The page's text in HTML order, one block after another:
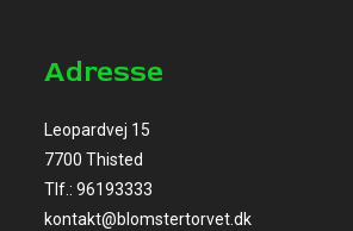
Adresse
Leopardvej 15
7700 Thisted
Tlf.:96193333
kontakt@blomstertorvet.dk